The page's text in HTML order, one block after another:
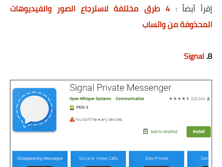
إقرأ أيضاً :
4 طرق مختلفة لاسترجاع الصور والفيديوهات
المحذوفة من واتساب
8.
Signal